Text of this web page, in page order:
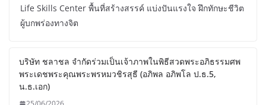
Life Skills Center พื้นที่สร้างสรรค์ แบ่งปันแรงใจ ฝึกทักษะชีวิต
ผู้บกพร่องทางจิต
บริษัท ชลาชล จำกัดร่วมเป็นเจ้าภาพในพิธีสวดพระอภิธรรมศพ
พระเดชพระคุณพระพรหมวชิรสุธี (อภิพล อภิพโล ป.ธ.5,
น.ธ.เอก)